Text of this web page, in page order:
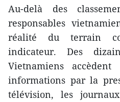
Au-delà des
responsables
réalité du terrain
indicateur. Des
Vietnamiens
informations par la
télévision, les